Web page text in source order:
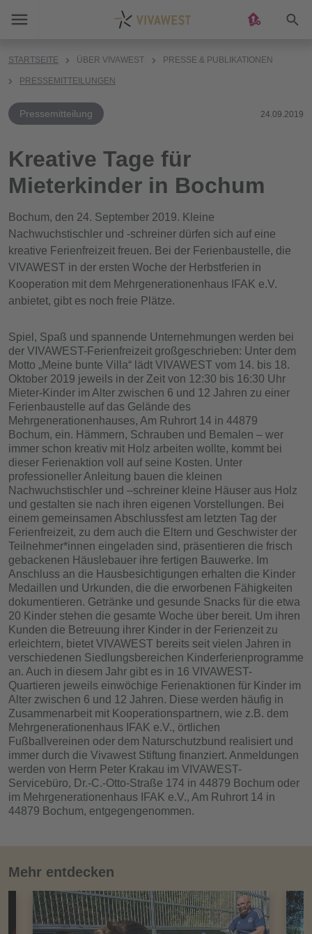
STARTSEITE ÜBER VIVAWEST PRESSE & PUBLIKATIONEN
PRESSEMITTEILUNGEN
Pressemitteilung 24.09.2019
Kreative Tage für
Mieterkinder in Bochum
Bochum, den 24. September 2019. Kleine
Nachwuchstischler und -schreiner dürfen sich auf eine
kreative Ferienfreizeit freuen. Bei der Ferienbaustelle, die
VIVAWEST in der ersten Woche der Herbstferien in
Kooperation mit dem Mehrgenerationenhaus IFAK e.V.
anbietet, gibt es noch freie Plätze.
Spiel, Spaß und spannende Unternehmungen werden bei
der VIVAWEST-Ferienfreizeit großgeschrieben: Unter dem
Motto „Meine bunte Villa“ lädt VIVAWEST vom 14. bis 18.
Oktober 2019 jeweils in der Zeit von 12:30 bis 16:30 Uhr
Mieter-Kinder im Alter zwischen 6 und 12 Jahren zu einer
Ferienbaustelle auf das Gelände des
Mehrgenerationenhauses, Am Ruhrort 14 in 44879
Bochum, ein. Hämmern, Schrauben und Bemalen – wer
immer schon kreativ mit Holz arbeiten wollte, kommt bei
dieser Ferienaktion voll auf seine Kosten. Unter
professioneller Anleitung bauen die kleinen
Nachwuchstischler und –schreiner kleine Häuser aus Holz
und gestalten sie nach ihren eigenen Vorstellungen. Bei
einem gemeinsamen Abschlussfest am letzten Tag der
Ferienfreizeit, zu dem auch die Eltern und Geschwister der
Teilnehmer*innen eingeladen sind, präsentieren die frisch
gebackenen Häuslebauer ihre fertigen Bauwerke. Im
Anschluss an die Hausbesichtigungen erhalten die Kinder
Medaillen und Urkunden, die die erworbenen Fähigkeiten
dokumentieren. Getränke und gesunde Snacks für die etwa
20 Kinder stehen die gesamte Woche über bereit. Um ihren
Kunden die Betreuung ihrer Kinder in der Ferienzeit zu
erleichtern, bietet VIVAWEST bereits seit vielen Jahren in
verschiedenen Siedlungsbereichen Kinderferienprogramme
an. Auch in diesem Jahr gibt es in 16 VIVAWEST-
Quartieren jeweils einwöchige Ferienaktionen für Kinder im
Alter zwischen 6 und 12 Jahren. Diese werden häufig in
Zusammenarbeit mit Kooperationspartnern, wie z.B. dem
Mehrgenerationenhaus IFAK e.V., örtlichen
Fußballvereinen oder dem Naturschutzbund realisiert und
immer durch die Vivawest Stiftung finanziert. Anmeldungen
werden von Herrn Peter Krakau im VIVAWEST-
Servicebüro, Dr.-C.-Otto-Straße 174 in 44879 Bochum oder
im Mehrgenerationenhaus IFAK e.V., Am Ruhrort 14 in
44879 Bochum, entgegengenommen.
Mehr entdecken